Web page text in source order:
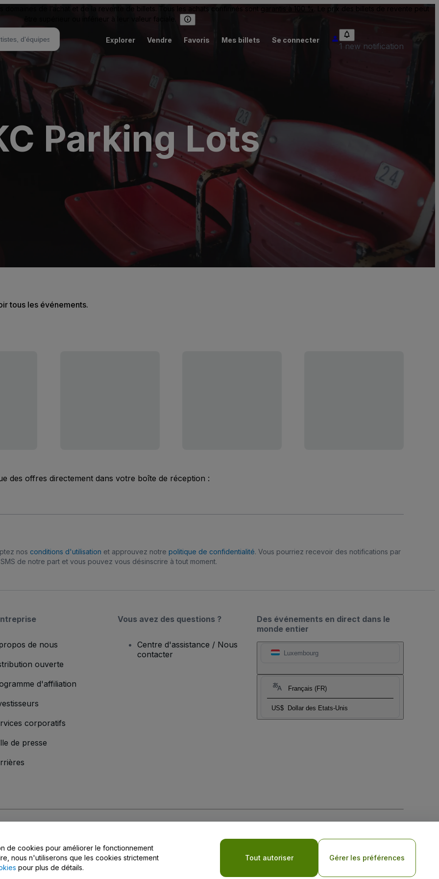
domaines de l’achat et de la revente de billets. Tous les achats confirmés sont garantis à 100 %
. Le prix des billets de revente peut
être supérieur ou inférieur à leur valeur faciale.
Explorer Vendre Favoris Mes billets Se connecter
1 new notification
Parking Lots
tous les événements.
des offres directement dans votre boîte de réception :
nos conditions d'utilisation et approuvez notre politique de confidentialité. Vous pourriez recevoir des notifications par
SMS de notre part et vous pouvez vous désinscrire à tout moment.
Des événements en direct dans le
monde entier
Luxembourg
Français (FR)
US$ Dollar des Etats-Unis
de nous
ouverte
d'affiliation
corporatifs
de presse
Vous avez des questions ?
Centre d'assistance / Nous
contacter
Politique de confidentialité pour les appareils mobiles
de confidentialité
de cookies pour améliorer le fonctionnement
nous n'utiliserons que les cookies strictement
pour plus de détails.
Tout autoriser Gérer les préférences